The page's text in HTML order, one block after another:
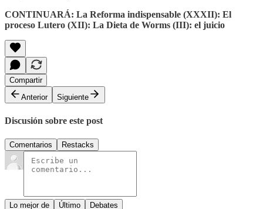
CONTINUARÁ: La Reforma indispensable (XXXII): El
proceso Lutero (XII): La Dieta de Worms (III): el juicio
Compartir
Anterior
Siguiente
Discusión sobre este post
Comentarios Restacks
Lo mejor de Último Debates